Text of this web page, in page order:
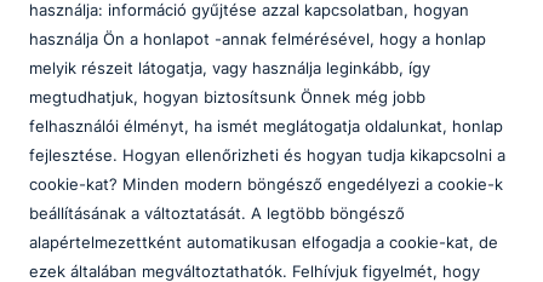
Partnereink
használja: információ gyűjtése azzal kapcsolatban, hogyan
használja Ön a honlapot -annak felmérésével, hogy a honlap
melyik részeit látogatja, vagy használja leginkább, így
megtudhatjuk, hogyan biztosítsunk Önnek még jobb
felhasználói élményt, ha ismét meglátogatja oldalunkat, honlap
fejlesztése. Hogyan ellenőrizheti és hogyan tudja kikapcsolni a
cookie-kat? Minden modern böngésző engedélyezi a cookie-k
beállításának a változtatását. A legtöbb böngésző
alapértelmezettként automatikusan elfogadja a cookie-kat, de
ezek általában megváltoztathatók. Felhívjuk figyelmét, hogy